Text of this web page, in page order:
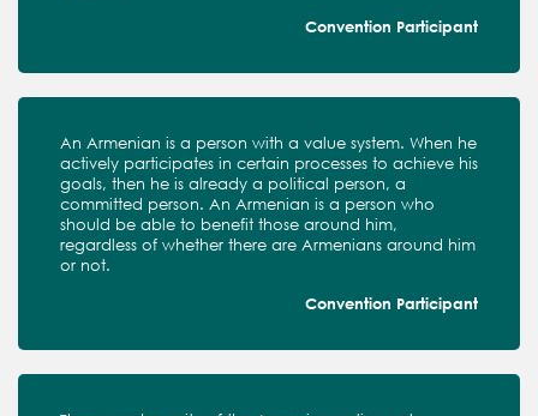
Convention Participant
An Armenian is a person with a value system. When he
actively participates in certain processes to achieve his
goals, then he is already a political person, a
committed person. An Armenian is a person who
should be able to benefit those around him,
regardless of whether there are Armenians around him
or not.
Convention Participant